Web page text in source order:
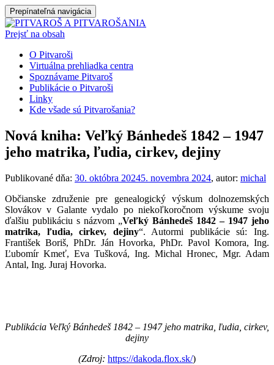
Prepínateľná navigácia
Prejsť na obsah
O Pitvaroši
Virtuálna prehliadka centra
Spoznávame Pitvaroš
Publikácie o Pitvaroši
Linky
Kde všade sú Pitvarošania?
Nová kniha: Veľký Bánhedeš 1842 – 1947
jeho matrika, ľudia, cirkev, dejiny
Publikované dňa: 30. októbra 20245. novembra 2024, autor: michal
Občianske združenie pre genealogický výskum dolnozemských
Slovákov v Galante vydalo po niekoľkoročnom výskume svoju
ďalšiu publikáciu s názvom „Veľký Bánhedeš 1842 – 1947 jeho
matrika, ľudia, cirkev, dejiny“. Autormi publikácie sú: Ing.
František Boriš, PhDr. Ján Hovorka, PhDr. Pavol Komora, Ing.
Ľubomír Kmeť, Eva Tušková, Ing. Michal Hronec, Mgr. Adam
Antal, Ing. Juraj Hovorka.
Publikácia Veľký Bánhedeš 1842 – 1947 jeho matrika, ľudia, cirkev,
dejiny
(Zdroj: https://dakoda.flox.sk/)